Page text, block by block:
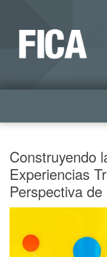
Construyendo
Experiencias
Perspectiva